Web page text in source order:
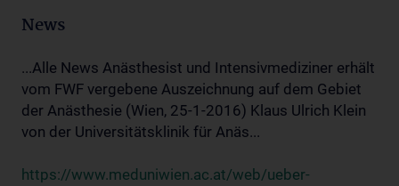
News
...Alle News Anästhesist und Intensivmediziner erhält
vom FWF vergebene Auszeichnung auf dem Gebiet
der Anästhesie (Wien, 25-1-2016) Klaus Ulrich Klein
von der Universitätsklinik für Anäs...
https://www.meduniwien.ac.at/web/ueber-